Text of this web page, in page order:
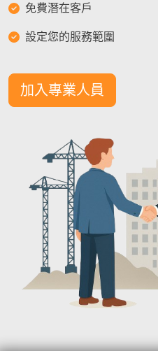
免費潛在客戶
設定您的服務範圍
加入專業人員